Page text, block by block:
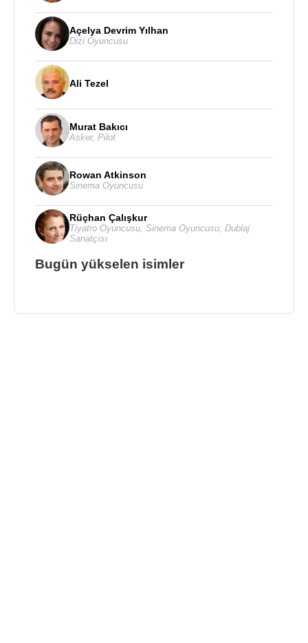
Açelya Devrim Yılhan
Dizi Oyuncusu
Ali Tezel
Murat Bakıcı
Asker, Pilot
Rowan Atkinson
Sinema Oyuncusu
Rüçhan Çalışkur
Tiyatro Oyuncusu, Sinema Oyuncusu, Dublaj
Sanatçısı
Bugün yükselen isimler